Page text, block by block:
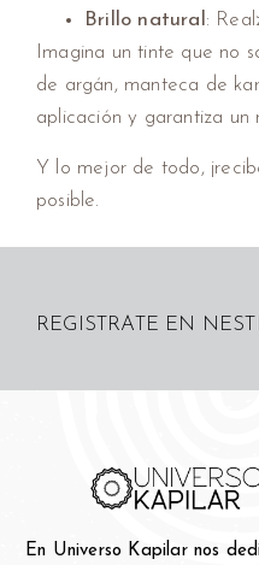
Brillo natural:
Imagina un tinte que no
de argán, manteca de
aplicación y garantiza un
Y lo mejor de todo,
posible.
REGISTRATE EN
En Universo Kapilar nos